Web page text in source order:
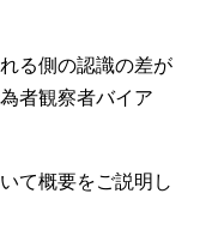
る側の認識の差が
者観察者バイア
て概要をご説明し